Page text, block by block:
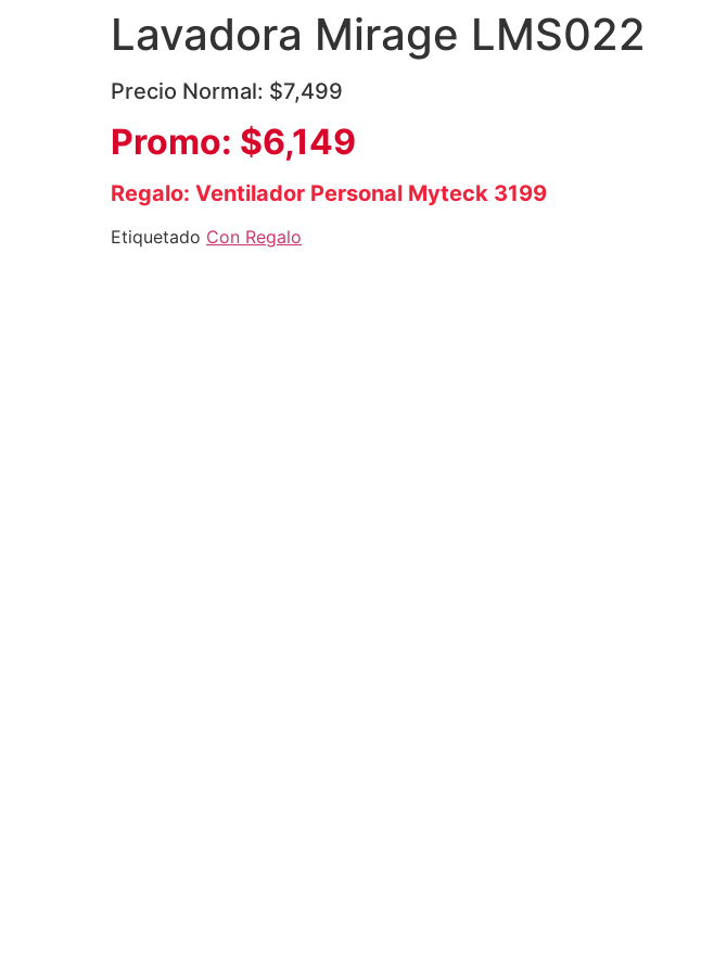
Lavadora Mirage LMS022
Precio Normal: $7,499
Promo: $6,149
Regalo: Ventilador Personal Myteck 3199
Etiquetado Con Regalo